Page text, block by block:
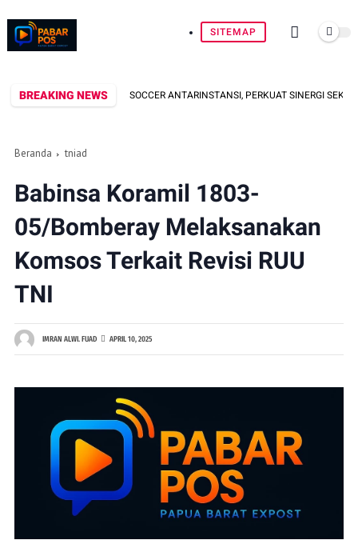
SITEMAP
BREAKING NEWS
MINI SOCCER ANTARINSTANSI, PERKUAT SINERGI SEKTOR LOGISTIK
Beranda tniad
Babinsa Koramil 1803-
05/Bomberay Melaksanakan
Komsos Terkait Revisi RUU
TNI
IMRAN ALWI. FUAD APRIL 10, 2025